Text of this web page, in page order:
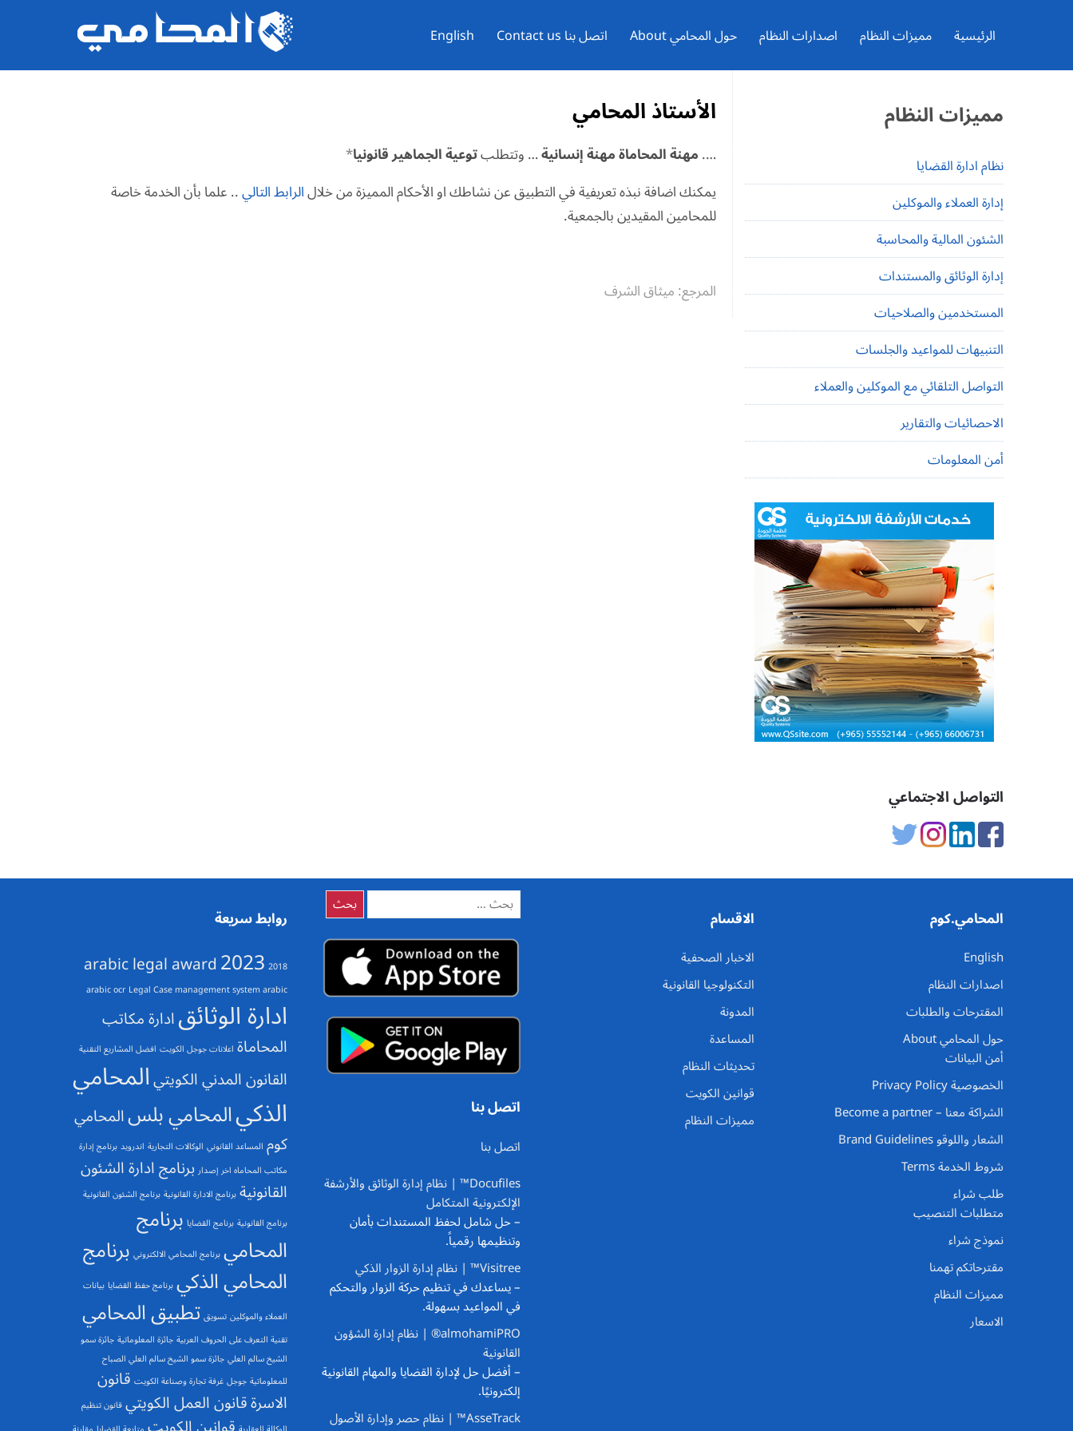
English اتصل بنا Contact us حول المحامي About اصدارات النظام مميزات النظام الرئيسية
الأستاذ المحامي
….مهنة المحاماة مهنة إنسانية… وتتطلبتوعية الجماهير قانونيا*
يمكنك اضافة نبذه تعريفية في التطبيق عن نشاطك او الأحكام المميزة من خلالالرابط التالي.. علما بأن الخدمة خاصة
للمحامين المقيدين بالجمعية.
المرجع: ميثاق الشرف
مميزات النظام
نظام ادارة القضايا
إدارة العملاء والموكلين
الشئون المالية والمحاسبة
إدارة الوثائق والمستندات
المستخدمين والصلاحيات
التنبيهات للمواعيد والجلسات
التواصل التلقائي مع الموكلين والعملاء
الاحصائيات والتقارير
أمن المعلومات
التواصل الاجتماعي
روابط سريعة
2018
2023
arabic legal award
arabic ocr Legal Case management system arabic
ادارة الوثائقادارة مكاتب
المحاماة اعلانات جوجل الكويت افضل المشاريع التقنية
القانون المدني الكويتيالمحامي
الذكيالمحامي بلسالمحامي
كوم المساعد القانوني الوكالات التجارية اندرويدبرنامج إدارة
مكاتب المحاماه اخر إصداربرنامج ادارة الشئون
القانونيةبرنامج الادارة القانونيةبرنامج الشئون القانونية
برنامج القانونيةبرنامج القضايا برنامج
المحاميبرنامج المحامي الالكتروني برنامج
المحامي الذكيبرنامج حفظ القضايابيانات
العملاء والموكلينتسويقتطبيق المحامي
تقنية التعرف على الحروف العربيةجائزة المعلوماتيةجائزة سمو
الشيخ سالم العليجائزة سمو الشيخ سالم العلي الصباح
للمعلوماتيةجوجلغرفة تجارة وصناعة الكويت قانون
الاسرةقانون العمل الكويتيقانون تنظيم
البحث
عن:
اتصل بنا
اتصل بنا
Docufiles™ | نظام إدارة الوثائق والأرشفة
الإلكترونية المتكامل
– حل شامل لحفظ المستندات بأمان
وتنظيمها رقمياً.
Visitree™ | نظام إدارة الزوار الذكي
– يساعدك في تنظيم حركة الزوار والتحكم
في المواعيد بسهولة.
almohamiPRO® | نظام إدارة الشؤون
القانونية
– أفضل حل لإدارة القضايا والمهام القانونية
إلكترونيًا.
AsseTrack™ | نظام حصر وإدارة الأصول
الاقسام
الاخبار الصحفية
التكنولوجيا القانونية
المدونة
المساعدة
تحديثات النظام
قوانين الكويت
مميزات النظام
المحامي.كوم
English
اصدارات النظام
المقترحات والطلبات
حول المحامي About
أمن البيانات
الخصوصية Privacy Policy
الشراكة معنا – Become a partner
الشعار واللوقو Brand Guidelines
شروط الخدمة Terms
طلب شراء
متطلبات التنصيب
نموذج شراء
مقترحاتكم تهمنا
مميزات النظام
الاسعار